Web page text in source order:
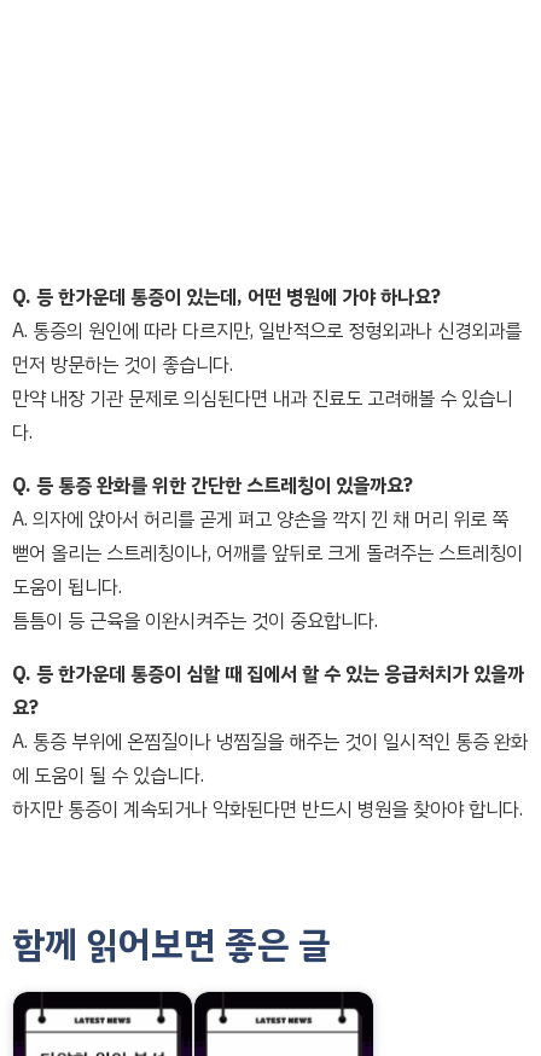
Q. 등 한가운데 통증이 있는데, 어떤 병원에 가야 하나요?
A. 통증의 원인에 따라 다르지만, 일반적으로 정형외과나 신경외과를
먼저 방문하는 것이 좋습니다.
만약 내장 기관 문제로 의심된다면 내과 진료도 고려해볼 수 있습니
다.
Q. 등 통증 완화를 위한 간단한 스트레칭이 있을까요?
A. 의자에 앉아서 허리를 곧게 펴고 양손을 깍지 낀 채 머리 위로 쭉
뻗어 올리는 스트레칭이나, 어깨를 앞뒤로 크게 돌려주는 스트레칭이
도움이 됩니다.
틈틈이 등 근육을 이완시켜주는 것이 중요합니다.
Q. 등 한가운데 통증이 심할 때 집에서 할 수 있는 응급처치가 있을까
요?
A. 통증 부위에 온찜질이나 냉찜질을 해주는 것이 일시적인 통증 완화
에 도움이 될 수 있습니다.
하지만 통증이 계속되거나 악화된다면 반드시 병원을 찾아야 합니다.
함께 읽어보면 좋은 글